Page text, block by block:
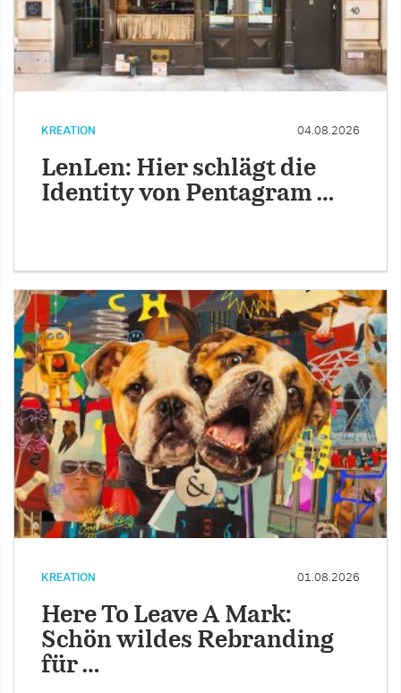
KREATION 04.08.2026
LenLen: Hier schlägt die
Identity von Pentagram …
KREATION 01.08.2026
Here To Leave A Mark:
Schön wildes Rebranding
für …